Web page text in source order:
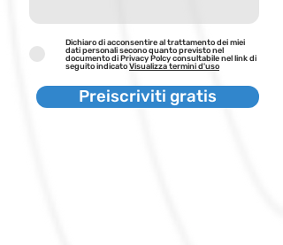
Dichiaro di acconsentire al trattamento dei miei
dati personali secono quanto previsto nel
documento di Privacy Polcy consultabile nel link di
seguito indicatoVisualizza termini d'uso
Preiscriviti gratis